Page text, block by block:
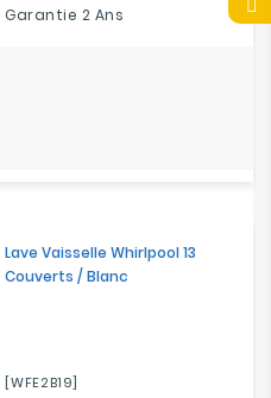
Garantie 2 Ans
Lave Vaisselle Whirlpool 13
Couverts / Blanc
[WFE2B19]